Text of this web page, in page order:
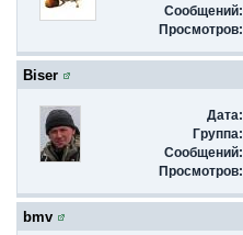
Сообщений:
Просмотров:
Biser
Дата:
Группа:
Сообщений:
Просмотров:
bmv